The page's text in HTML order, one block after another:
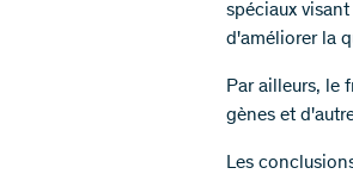
spéciaux
d'améliorer la
Par ailleurs, le
gènes et
Les